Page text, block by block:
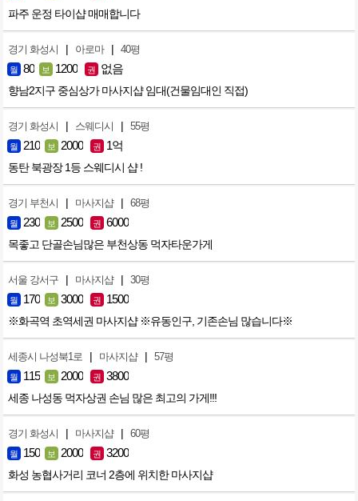
파주 운정 타이샵 매매합니다
경기 화성시 | 아로마 | 40평
월 80 보 1200 권 없음
향남2지구 중심상가 마사지샵 임대(건물임대인 직접)
경기 화성시 | 스웨디시 | 55평
월 210 보 2000 권 1억
동탄 북광장 1등 스웨디시 샵 !
경기 부천시 | 마사지샵 | 68평
월 230 보 2500 권 6000
목좋고 단골손님많은 부천상동 먹자타운가게
서울 강서구 | 마사지샵 | 30평
월 170 보 3000 권 1500
※화곡역 초역세권 마사지샵 ※유동인구, 기존손님 많습니다※
세종시 나성북1로 | 마사지샵 | 57평
월 115 보 2000 권 3800
세종 나성동 먹자상권 손님 많은 최고의 가게!!!
경기 화성시 | 마사지샵 | 60평
월 150 보 2000 권 3200
화성 농협사거리 코너 2층에 위치한 마사지샵